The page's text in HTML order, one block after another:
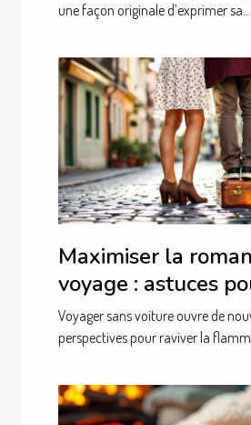
une façon originale d’exprimer sa...
Maximiser la
voyage : astuces
séjour intime sans
Voyager sans voiture ouvre de
perspectives pour raviver la